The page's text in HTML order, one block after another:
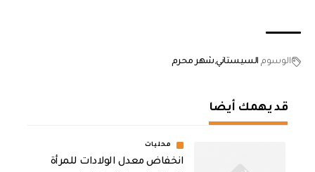
الوسوم السيستاني شهر محرم
قد يهمك أيضا
محليات
انخفاض معدل الولادات للمرأة